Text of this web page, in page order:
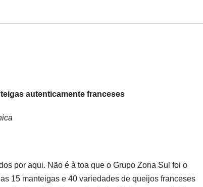
autenticamente franceses
por aqui. Não é à toa que o Grupo Zona Sul foi o
15 manteigas e 40 variedades de queijos franceses